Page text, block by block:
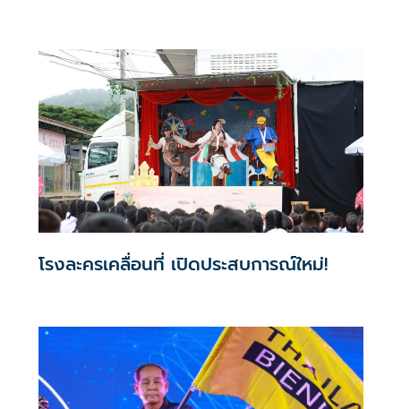
โรงละครเคลื่อนที่ เปิดประสบการณ์ใหม่!